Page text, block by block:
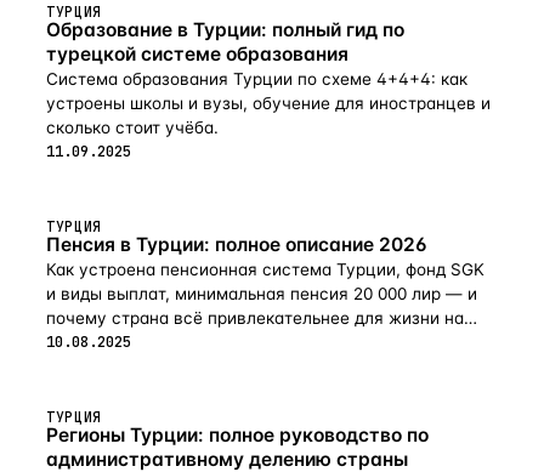
ТУРЦИЯ
Образование в Турции: полный гид по
турецкой системе образования
Система образования Турции по схеме 4+4+4: как
устроены школы и вузы, обучение для иностранцев и
сколько стоит учёба.
11.09.2025
ТУРЦИЯ
Пенсия в Турции: полное описание 2026
Как устроена пенсионная система Турции, фонд SGK
и виды выплат, минимальная пенсия 20 000 лир — и
почему страна всё привлекательнее для жизни на
пенсии в 2026-м.
10.08.2025
ТУРЦИЯ
Регионы Турции: полное руководство по
административному делению страны